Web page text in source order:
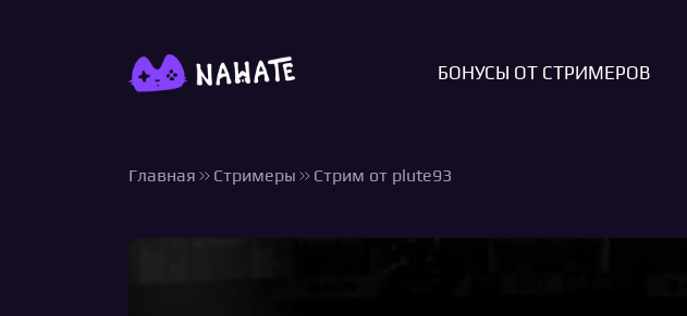
БОНУСЫ ОТ СТРИМЕРОВ
Главная Стримеры Стрим от plute93